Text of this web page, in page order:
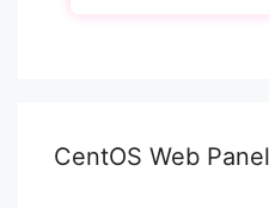
CentOS Web Panel